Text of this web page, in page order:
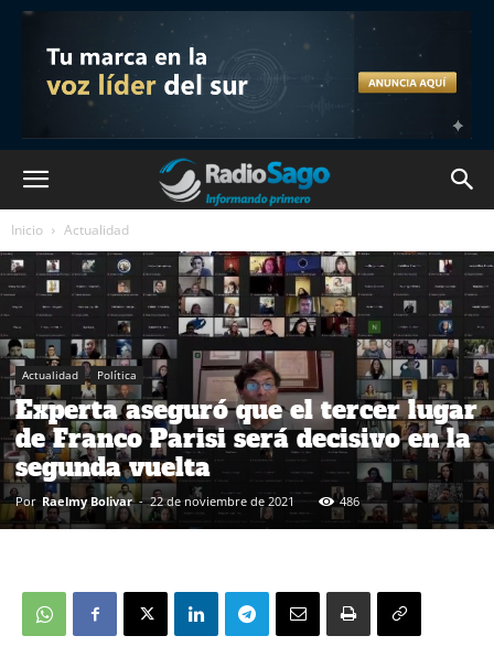
Inicio Actualidad
Actualidad Política
Experta aseguró que el tercer lugar
de Franco Parisi será decisivo en la
segunda vuelta
Por Raelmy Bolivar - 22 de noviembre de 2021 486